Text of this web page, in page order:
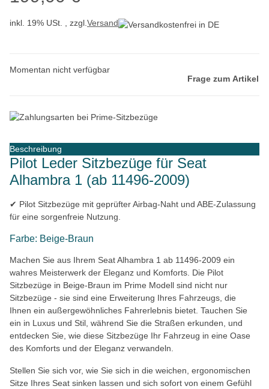
inkl. 19% USt. , zzgl.Versand
Momentan nicht verfügbar
Frage zum Artikel
Beschreibung
Pilot Leder Sitzbezüge für Seat
Alhambra 1 (ab 11496-2009)
✔ Pilot Sitzbezüge mit geprüfter Airbag-Naht und ABE-Zulassung
für eine sorgenfreie Nutzung.
Farbe: Beige-Braun
Machen Sie aus Ihrem Seat Alhambra 1 ab 11496-2009 ein
wahres Meisterwerk der Eleganz und Komforts. Die Pilot
Sitzbezüge in Beige-Braun im Prime Modell sind nicht nur
Sitzbezüge - sie sind eine Erweiterung Ihres Fahrzeugs, die
Ihnen ein außergewöhnliches Fahrerlebnis bietet. Tauchen Sie
ein in Luxus und Stil, während Sie die Straßen erkunden, und
entdecken Sie, wie diese Sitzbezüge Ihr Fahrzeug in eine Oase
des Komforts und der Eleganz verwandeln.
Stellen Sie sich vor, wie Sie sich in die weichen, ergonomischen
Sitze Ihres Seat sinken lassen und sich sofort von einem Gefühl